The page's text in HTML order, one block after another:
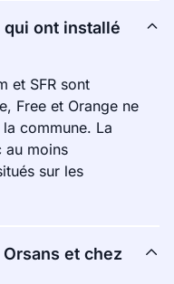
ont installé
et SFR sont
Free et Orange ne
commune. La
au moins
sur les
et chez